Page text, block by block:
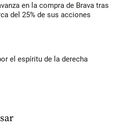
en la compra de Brava tras
del 25% de sus acciones
el espíritu de la derecha